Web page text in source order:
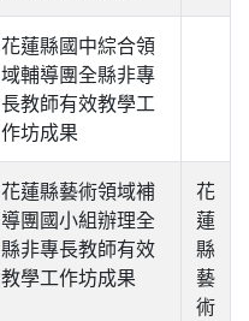
花蓮縣國中綜合領
域輔導團全縣非專
長教師有效教學工
作坊成果
花蓮縣藝術領域補
導團國小組辦理全
縣非專長教師有效
教學工作坊成果
花
蓮
縣
藝
術